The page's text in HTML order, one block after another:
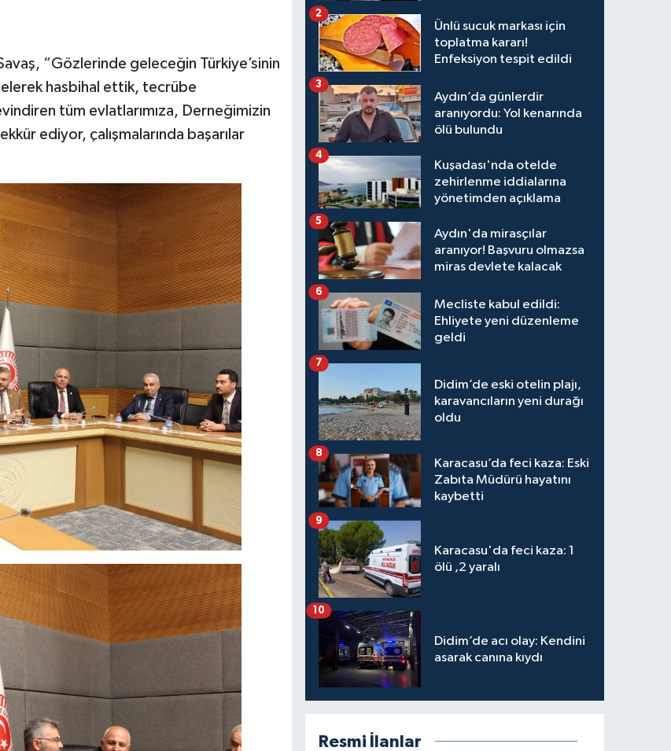
“Gözlerinde geleceğin Türkiye’sinin
hasbihal ettik, tecrübe
tüm evlatlarımıza, Derneğimizin
ediyor, çalışmalarında başarılar
Ünlü sucuk markası için
toplatma kararı!
Enfeksiyon tespit edildi
2
Aydın’da günlerdir
aranıyordu: Yol kenarında
ölü bulundu
3
Kuşadası'nda otelde
zehirlenme iddialarına
yönetimden açıklama
4
Aydın'da mirasçılar
aranıyor! Başvuru olmazsa
miras devlete kalacak
5
Mecliste kabul edildi:
Ehliyete yeni düzenleme
geldi
6
Didim’de eski otelin plajı,
karavancıların yeni durağı
oldu
7
Karacasu’da feci kaza: Eski
Zabıta Müdürü hayatını
kaybetti
8
Karacasu'da feci kaza: 1
ölü ,2 yaralı
9
Didim’de acı olay: Kendini
asarak canına kıydı
10
Resmi İlanlar